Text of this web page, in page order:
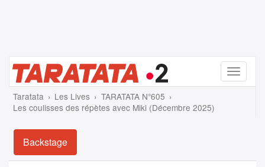
Menu
Taratata Les Lives
TARATATA N°605
Les coulisses des répètes avec Miki (Décembre 2025)
Backstage